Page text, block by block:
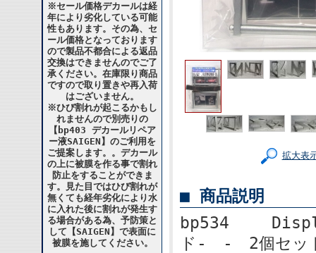
※セール価格デカールは経
年により劣化している可能
性もあります。その為、セ
ール価格となっております
ので製品不都合による返品
交換はできませんのでご了
承ください。在庫限り商品
ですので取り置きや再入荷
はございません。
※ひび割れが起こるかもし
れませんので別売りの
【bp403 デカールリペア
ー液SAIGEN】のご利用を
ご提案します。。デカール
の上に被膜を作る事で割れ
防止をすることができま
す。見た目ではひび割れが
無くても経年劣化により水
に入れた後に割れが発生す
る場合がある為、予防策と
して【SAIGEN】で表面に
被膜を施してください。
拡大表
■ 商品説明
bp534
ド- - 2個セッ